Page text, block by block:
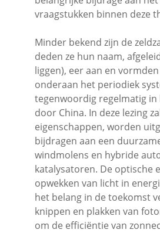
vraagstukken binnen deze
Minder bekend zijn de
deden ze hun naam,
liggen), eer aan en
onderaan het periodiek
tegenwoordig regelmatig
door China. In deze lezing
eigenschappen, worden
bijdragen aan een
windmolens en hybride
katalysatoren. De optische
opwekken van licht in
het belang in de toekomst
knippen en plakken van
om de efficiëntie van